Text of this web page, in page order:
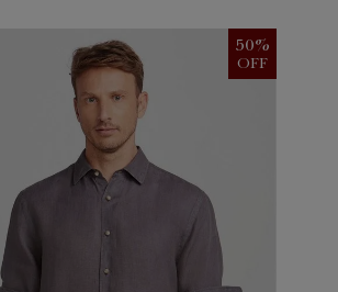
50%
OFF